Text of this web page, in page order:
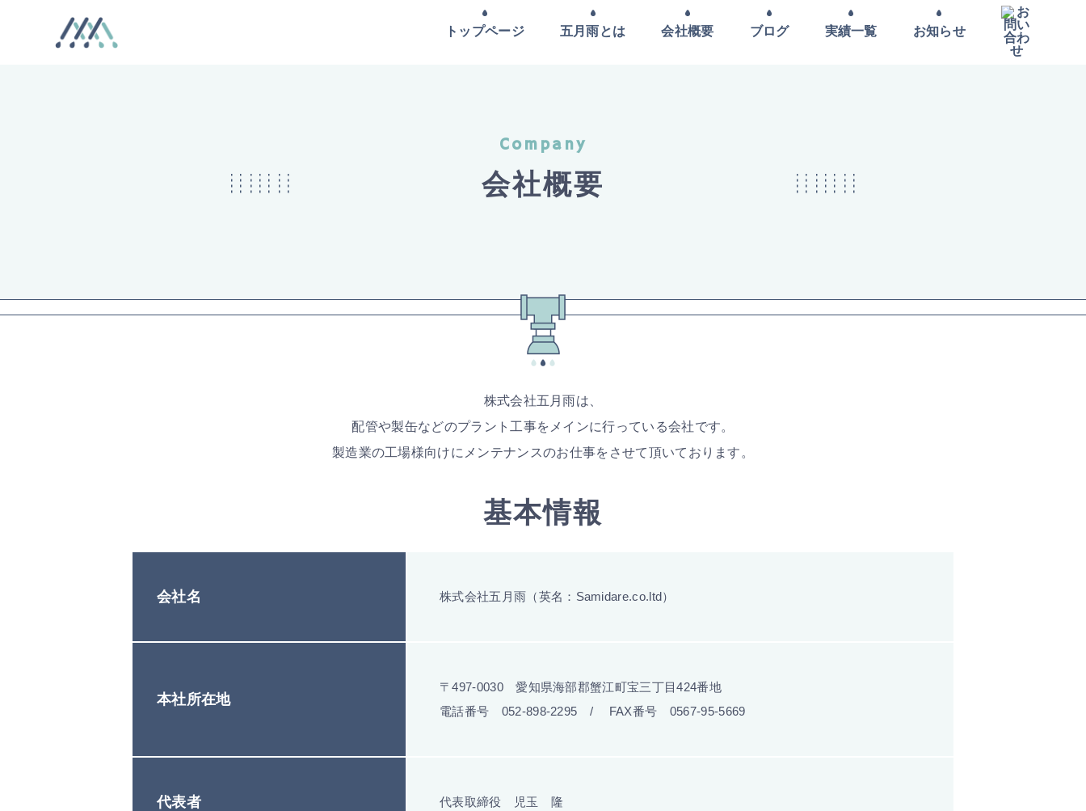
トップページ 五月雨とは 会社概要 ブログ 実績一覧 お知らせ
Company
会社概要
株式会社五月雨は、
配管や製缶などのプラント工事をメインに行っている会社です。
製造業の工場様向けにメンテナンスのお仕事をさせて頂いております。
基本情報
会社名 株式会社五月雨（英名：Samidare.co.ltd）
本社所在地
〒497-0030 愛知県海部郡蟹江町宝三丁目424番地
電話番号 052-898-2295 / FAX番号 0567-95-5669
代表者 代表取締役 児玉 隆